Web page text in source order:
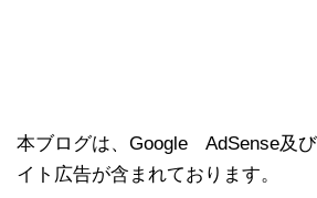
本ブログは、Google AdSense及
イト広告が含まれております。